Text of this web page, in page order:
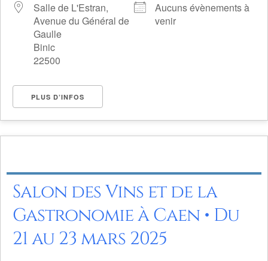
Salle de L'Estran,
Avenue du Général de
Gaulle
Binic
22500
Aucuns évènements à
venir
PLUS D’INFOS
Salon des Vins et de la
Gastronomie à Caen • Du
21 au 23 mars 2025